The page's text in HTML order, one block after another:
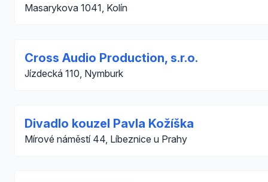
Masarykova 1041, Kolín
Cross Audio Production, s.r.o.
Jízdecká 110, Nymburk
Divadlo kouzel Pavla Kožíška
Mírové náměstí 44, Líbeznice u Prahy